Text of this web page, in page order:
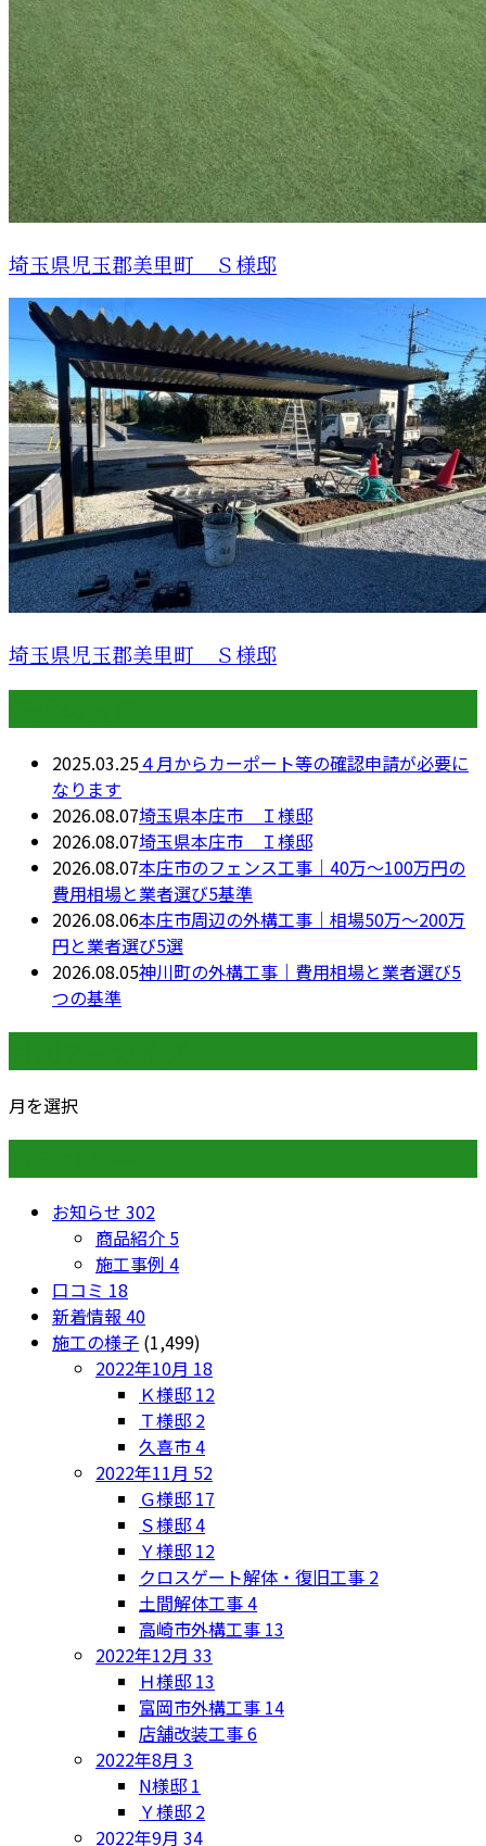
埼玉県児玉郡美里町 Ｓ様邸
埼玉県児玉郡美里町 Ｓ様邸
2025.03.25４月からカーポート等の確認申請が必要に
なります
2026.08.07埼玉県本庄市 Ｉ様邸
2026.08.07埼玉県本庄市 Ｉ様邸
2026.08.07本庄市のフェンス工事｜40万〜100万円の
費用相場と業者選び5基準
2026.08.06本庄市周辺の外構工事｜相場50万〜200万
円と業者選び5選
2026.08.05神川町の外構工事｜費用相場と業者選び5
つの基準
月を選択
お知らせ 302
商品紹介 5
施工事例 4
口コミ 18
新着情報 40
施工の様子 (1,499)
2022年10月 18
Ｋ様邸 12
Ｔ様邸 2
久喜市4
2022年11月 52
Ｇ様邸 17
Ｓ様邸4
Ｙ様邸 12
クロスゲート解体・復旧工事 2
土間解体工事4
高崎市外構工事 13
2022年12月 33
Ｈ様邸 13
富岡市外構工事 14
店舗改装工事6
2022年8月 3
N様邸 1
Ｙ様邸 2
2022年9月 34